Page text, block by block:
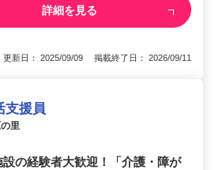
詳細を見る
更新日： 2025/09/09 掲載終了日： 2026/09/11
支援員
里
の経験者大歓迎！「介護・障が